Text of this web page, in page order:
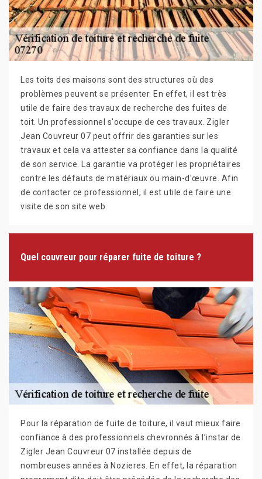
Les toits des maisons sont des structures où des
problèmes peuvent se présenter. En effet, il est très
utile de faire des travaux de recherche des fuites de
toit. Un professionnel s'occupe de ces travaux. Zigler
Jean Couvreur 07 peut offrir des garanties sur les
travaux et cela va attester sa confiance dans la qualité
de son service. La garantie va protéger les propriétaires
contre les défauts de matériaux ou main-d'œuvre. Afin
de contacter ce professionnel, il est utile de faire une
visite de son site web.
Quel couvreur pour réparer fuite de toiture ?
Pour la réparation de fuite de toiture, il vaut mieux faire
confiance à des professionnels chevronnés à l’instar de
Zigler Jean Couvreur 07 installée depuis de
nombreuses années à Nozieres. En effet, la réparation